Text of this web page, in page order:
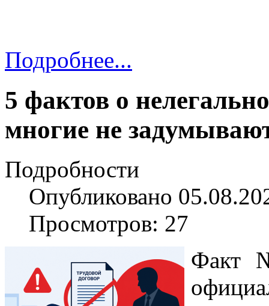
Подробнее...
5 фактов о
многие не
Подробности
Опубликовано
Просмотров: 27
Факт